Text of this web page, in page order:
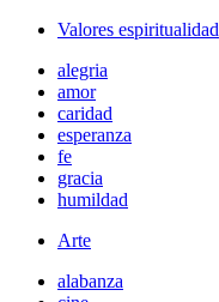
Valores espiritualidad
alegria
amor
caridad
esperanza
fe
gracia
humildad
Arte
alabanza